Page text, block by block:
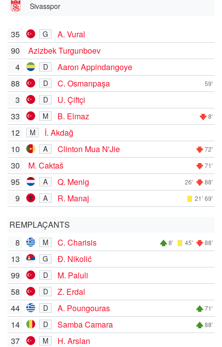
Sivasspor
35 G
A. Vural
90
Azizbek Turgunboev
4
D
Aaron Appindangoye
88
D C. Osmanpaşa 59'
3 D
U. Çiftçi
33
M B. Elmaz 8'
12 M
İ. Akdağ
10
A Clinton Mua N'Jie 72'
30 M. Caktaš 71'
95 A Q. Menig 26' 88'
9 A R. Manaj 21' 69'
REMPLAÇANTS
8
M C. Charisis 8' 45' 88'
13 G
Đ. Nikolić
99
D
M. Paluli
58
D
Z. Erdal
44
D A. Poungouras 71'
14 D Samba Camara 88'
37 M
H. Arslan